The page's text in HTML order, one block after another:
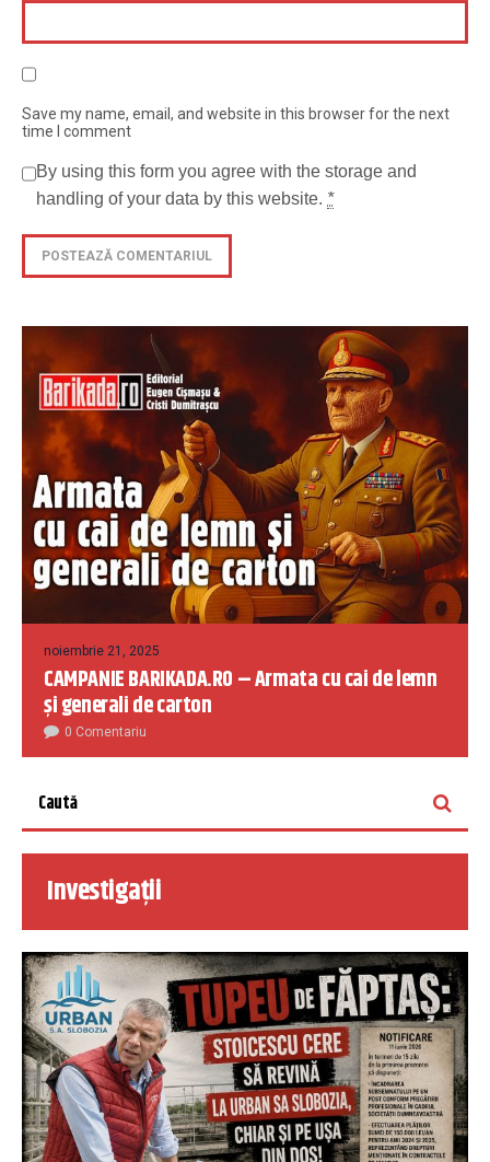
Save my name, email, and website in this browser for the next
time I comment
By using this form you agree with the storage and
handling of your data by this website. *
noiembrie 21, 2025
CAMPANIE BARIKADA.RO – Armata cu cai de lemn
și generali de carton
0 Comentariu
Investigații